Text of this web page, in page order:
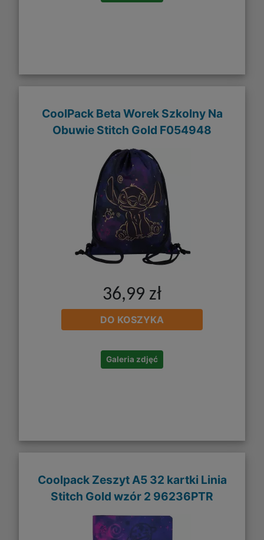
CoolPack Beta Worek Szkolny Na
Obuwie Stitch Gold F054948
36,99 zł
DO KOSZYKA
Galeria zdjęć
Coolpack Zeszyt A5 32 kartki Linia
Stitch Gold wzór 2 96236PTR